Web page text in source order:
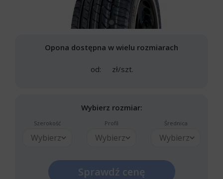
Opona dostępna w wielu rozmiarach
od: zł/szt.
Wybierz rozmiar:
Szerokość
Wybierz
Profil
Wybierz
Średnica
Wybierz
Sprawdź cenę